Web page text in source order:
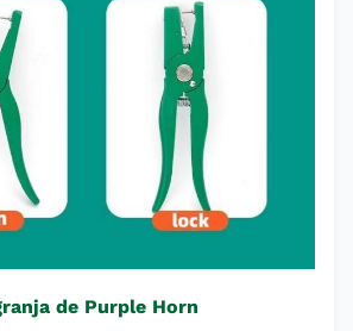
de Purple Horn